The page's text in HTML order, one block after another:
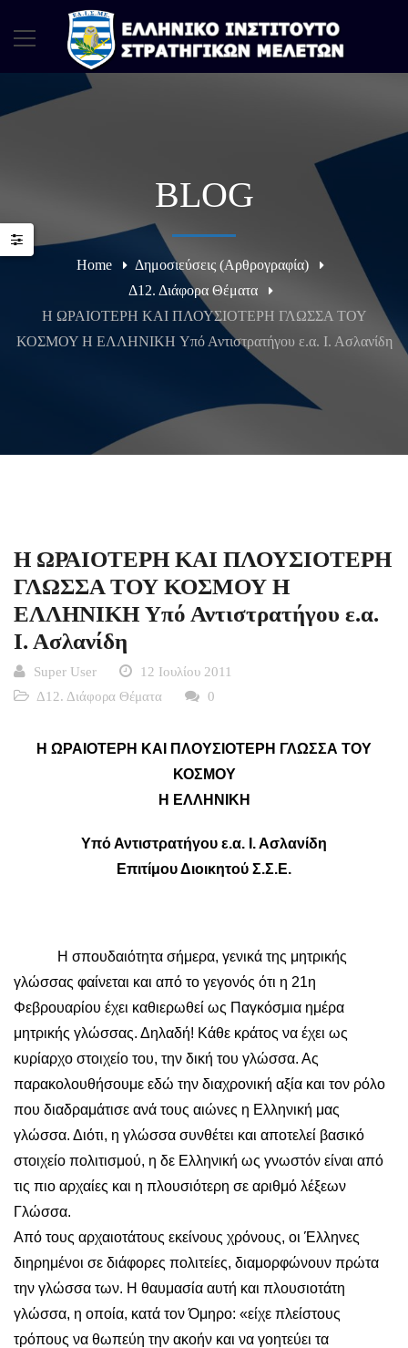
BLOG
Home
Δημοσιεύσεις (Αρθρογραφία)
Δ12. Διάφορα Θέματα
Η ΩΡΑΙΟΤΕΡΗ ΚΑΙ ΠΛΟΥΣΙΟΤΕΡΗ ΓΛΩΣΣΑ ΤΟΥ
ΚΟΣΜΟΥ Η ΕΛΛΗΝΙΚΗ Yπό Αντιστρατήγου ε.α. Ι. Ασλανίδη
Η ΩΡΑΙΟΤΕΡΗ ΚΑΙ ΠΛΟΥΣΙΟΤΕΡΗ
ΓΛΩΣΣΑ ΤΟΥ ΚΟΣΜΟΥ Η
ΕΛΛΗΝΙΚΗ Yπό Αντιστρατήγου ε.α.
Ι. Ασλανίδη
Super User
12 Ιουλίου 2011
Δ12. Διάφορα Θέματα
0
Η ΩΡΑΙΟΤΕΡΗ ΚΑΙ ΠΛΟΥΣΙΟΤΕΡΗ ΓΛΩΣΣΑ ΤΟΥ
ΚΟΣΜΟΥ
Η ΕΛΛΗΝΙΚΗ
Yπό Αντιστρατήγου ε.α. Ι. Ασλανίδη
Επιτίμου Διοικητού Σ.Σ.Ε.
Η σπουδαιότητα σήμερα, γενικά της μητρικής
γλώσσας φαίνεται και από το γεγονός ότι η 21η
Φεβρουαρίου έχει καθιερωθεί ως Παγκόσμια ημέρα
μητρικής γλώσσας. Δηλαδή! Κάθε κράτος να έχει ως
κυρίαρχο στοιχείο του, την δική του γλώσσα. Ας
παρακολουθήσουμε εδώ την διαχρονική αξία και τον ρόλο
που διαδραμάτισε ανά τους αιώνες η Ελληνική μας
γλώσσα. Διότι, η γλώσσα συνθέτει και αποτελεί βασικό
στοιχείο πολιτισμού, η δε Ελληνική ως γνωστόν είναι από
τις πιο αρχαίες και η πλουσιότερη σε αριθμό λέξεων
Γλώσσα.
Από τους αρχαιοτάτους εκείνους χρόνους, οι Έλληνες
διηρημένοι σε διάφορες πολιτείες, διαμορφώνουν πρώτα
την γλώσσα των. Η θαυμασία αυτή και πλουσιοτάτη
γλώσσα, η οποία, κατά τον Όμηρο: «είχε πλείστους
τρόπους να θωπεύη την ακοήν και να γοητεύει τα